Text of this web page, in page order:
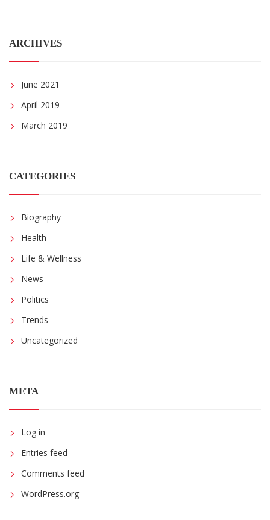
ARCHIVES
June 2021
April 2019
March 2019
CATEGORIES
Biography
Health
Life & Wellness
News
Politics
Trends
Uncategorized
META
Log in
Entries feed
Comments feed
WordPress.org